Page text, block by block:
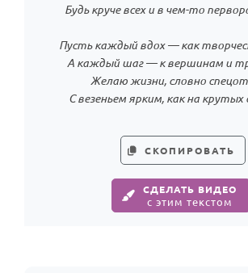
ПРАЗДНИКИ
Юбилей
Календарь праздников
Будь круче всех и в чем-то
Пусть каждый вдох — как
А каждый шаг — к вершинам и
Желаю жизни, словно
С везеньем ярким, как на крутых
СКОПИРОВАТЬ
СДЕЛАТЬ ВИДЕО
с этим текстом